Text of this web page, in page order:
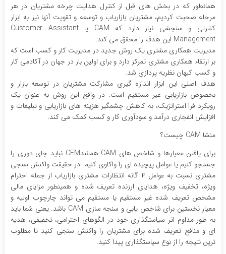
همانطور که در بخش های قبل از کنترل هدایت چرخه مشتریان در هر
مرحله صحبت کردیم، مشتریان بازاریاب و توسعه و تقویت آنها نیز به ابزار
کنترلی و سنجشی نیاز دارد که CAM یا Customer Assistant
Management این هدف را محقق می کند.
مدیریت همکاری مشتری یک روش جدید در مدیریت کار و کسب است که
بر ارتقاء همکاری مشتری تمرکز دارد و برای اولین بار در جهان در آکادمی کار
و کسب کیهان نظریه پردازی شد.
هدف اصلی این ابزار اندازه گیری مشارکت مشتریان در توسعه بازار و
بخصوص بازاریابی غیر مستقیم است. در واقع این روش به عنوان یک
رویکرد فرا استراتژیک، به کاهش چشمگیر هزینه های بازاریابی و تبلیغات و
افزایش انفجاری درآمد و سودآوری کار و کسب کمک می کند.
منشا CAM چیست؟
برای یافتن معیارها و شاخص های CAM همانندCEM نباید جای دوری را
جستجو کنیم یا عوامل پیچیده ای را واکاوی کنیم. در حقیقت واکنش سنجی
مشتری نسبت به عوامل ۴ گانه انتظارات مشتری بازاریاب از جمله احترام
ویژه، تخفیف ویژه، هدایای ارزنده تعریف شده و همینطور مزایای مالی
مشخص تعریف شده غیر مستقیم یا مستقیم می تواند چارچوب اولیه و
معیار نخستین برای شاخص یابی و سنجه سازی CAM باشد. یعنی شما باید
به طور مداوم اثر سیاستگذاری خود در الگوهای احترامی، تخفیفی، هدیه
ای و منافع تعریف شده برای مشتریان را واکنش سنجی کنید تا مطلوب
ترین نتیجه را از نوع سیاستگذاری پیدا کنید.